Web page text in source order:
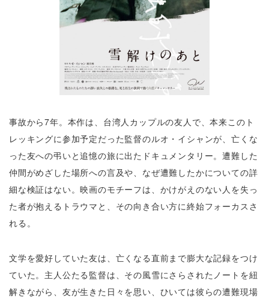
事故から7年。本作は、台湾人カップルの友人で、本来このト
レッキングに参加予定だった監督のルオ・イシャンが、亡くな
った友への弔いと追憶の旅に出たドキュメンタリー。遭難した
仲間がめざした場所への言及や、なぜ遭難したかについての詳
細な検証はない。映画のモチーフは、かけがえのない人を失っ
た者が抱えるトラウマと、その向き合い方に終始フォーカスさ
れる。
文学を愛好していた友は、亡くなる直前まで膨大な記録をつけ
ていた。主人公たる監督は、その風雪にさらされたノートを紐
解きながら、友が生きた日々を思い、ひいては彼らの遭難現場